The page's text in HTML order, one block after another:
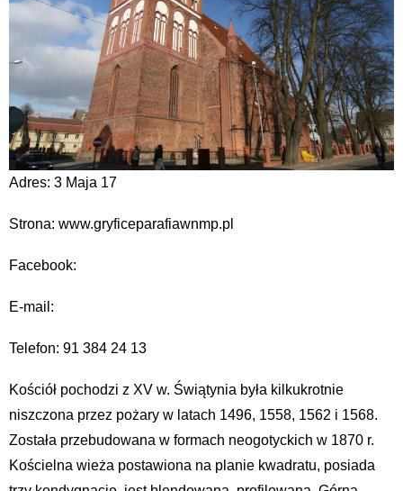
Adres: 3 Maja 17
Strona: www.gryficeparafiawnmp.pl
Facebook:
E-mail:
Telefon: 91 384 24 13
Kościół pochodzi z XV w. Świątynia była kilkukrotnie
niszczona przez pożary w latach 1496, 1558, 1562 i 1568.
Została przebudowana w formach neogotyckich w 1870 r.
Kościelna wieża postawiona na planie kwadratu, posiada